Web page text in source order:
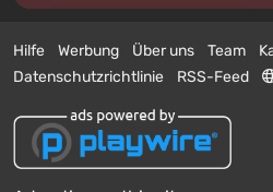
Hilfe Werbung Über uns Team
Datenschutzrichtlinie
RSS-Feed